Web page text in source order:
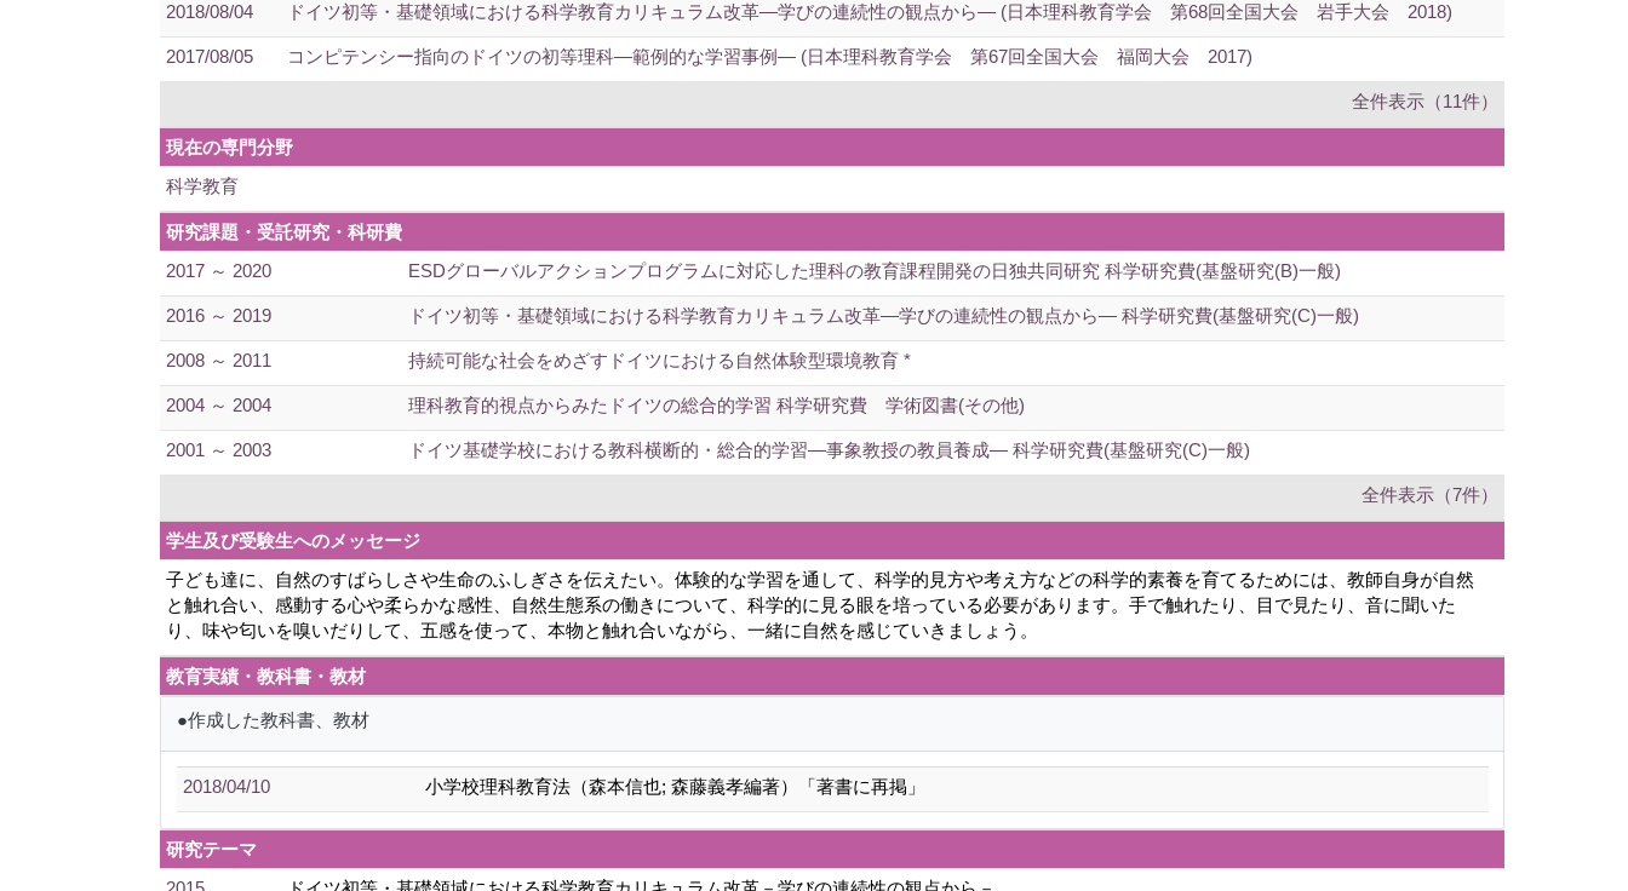
2018/08/04 ドイツ初等・基礎領域における科学教育カリキュラム改革―学びの連続性の観点から― (日本理科教育学会 第68回全国大会 岩手大会 2018)
2017/08/05 コンピテンシー指向のドイツの初等理科―範例的な学習事例― (日本理科教育学会 第67回全国大会 福岡大会 2017)
全件表示（11件）
現在の専門分野
科学教育
研究課題・受託研究・科研費
2017 ～ 2020
ESDグローバルアクションプログラムに対応した理科の教育課程開発の日独共同研究 科学研究費(基盤研究(B)一般)
2016 ～ 2019 ドイツ初等・基礎領域における科学教育カリキュラム改革―学びの連続性の観点から― 科学研究費(基盤研究(C)一般)
2008 ～ 2011 持続可能な社会をめざすドイツにおける自然体験型環境教育 *
2004 ～ 2004 理科教育的視点からみたドイツの総合的学習 科学研究費 学術図書(その他)
2001 ～ 2003 ドイツ基礎学校における教科横断的・総合的学習―事象教授の教員養成― 科学研究費(基盤研究(C)一般)
全件表示（7件）
学生及び受験生へのメッセージ
子ども達に、自然のすばらしさや生命のふしぎさを伝えたい。体験的な学習を通して、科学的見方や考え方などの科学的素養を育てるためには、教師自身が自然
と触れ合い、感動する心や柔らかな感性、自然生態系の働きについて、科学的に見る眼を培っている必要があります。手で触れたり、目で見たり、音に聞いた
り、味や匂いを嗅いだりして、五感を使って、本物と触れ合いながら、一緒に自然を感じていきましょう。
教育実績・教科書・教材
●作成した教科書、教材
2018/04/10 小学校理科教育法（森本信也; 森藤義孝編著）「著書に再掲」
研究テーマ